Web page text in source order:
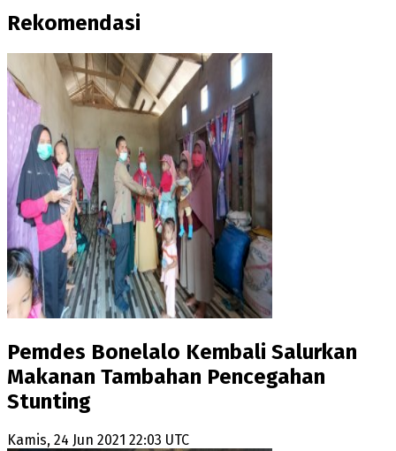
Rekomendasi
Pemdes Bonelalo Kembali Salurkan
Makanan Tambahan Pencegahan
Stunting
Kamis, 24 Jun 2021 22:03 UTC